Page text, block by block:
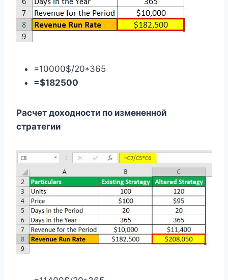
=10000$/20*365
=$182500
Расчет доходности по измененной
стратегии